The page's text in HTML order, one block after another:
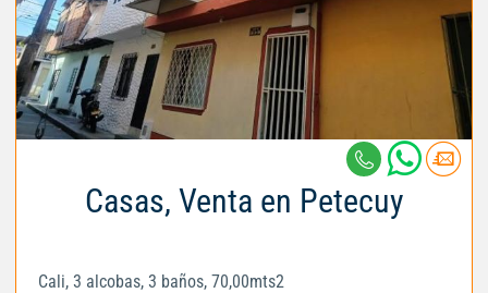
Casas, Venta en Petecuy
Cali, 3 alcobas, 3 baños, 70,00mts2